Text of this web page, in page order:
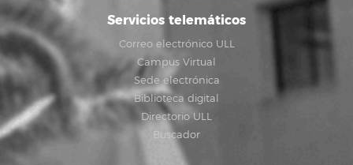
Servicios telemáticos
Correo electrónico ULL
Campus Virtual
Sede electrónica
Biblioteca digital
Directorio ULL
Buscador